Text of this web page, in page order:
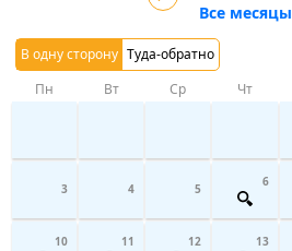
В одну сторону Туда-обратно
Все месяцы
Пн Вт Ср Чт
3 4 5 6
10 11 12 13